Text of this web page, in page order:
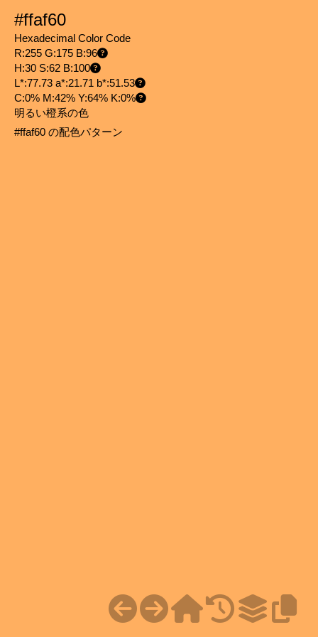
#ffaf60
Hexadecimal Color Code
R:255 G:175 B:96
H:30 S:62 B:100
L*:77.73 a*:21.71 b*:51.53
C:0% M:42% Y:64% K:0%
明るい橙系の色
#ffaf60 の配色パターン